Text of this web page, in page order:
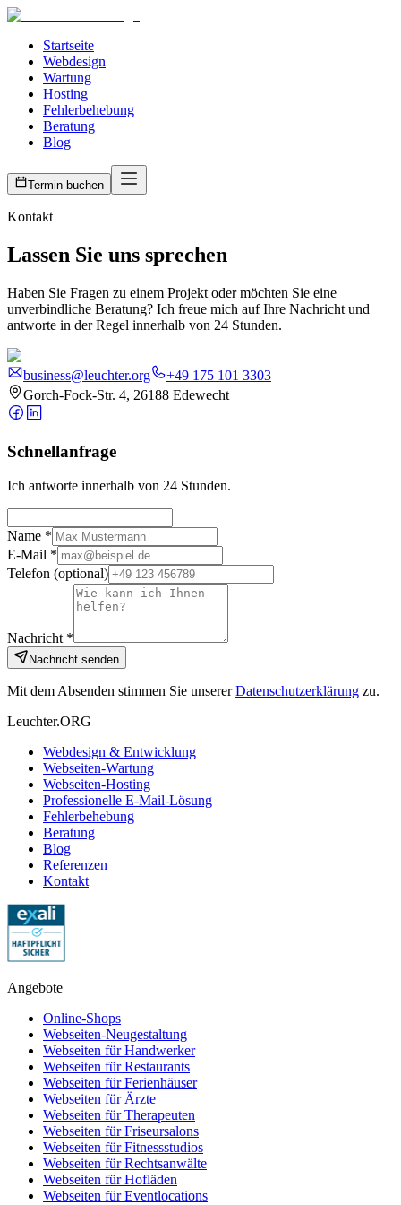
Startseite
Webdesign
Wartung
Hosting
Fehlerbehebung
Beratung
Blog
Termin buchen
Kontakt
Lassen Sie uns sprechen
Haben Sie Fragen zu einem Projekt oder möchten Sie eine
unverbindliche Beratung? Ich freue mich auf Ihre Nachricht und
antworte in der Regel innerhalb von 24 Stunden.
business@leuchter.org
+49 175 101 3303
Gorch-Fock-Str. 4, 26188 Edewecht
Schnellanfrage
Ich antworte innerhalb von 24 Stunden.
Name *
E-Mail *
Telefon (optional)
Nachricht *
Nachricht senden
Mit dem Absenden stimmen Sie unserer Datenschutzerklärung zu.
Leuchter.ORG
Webdesign & Entwicklung
Webseiten-Wartung
Webseiten-Hosting
Professionelle E-Mail-Lösung
Fehlerbehebung
Beratung
Blog
Referenzen
Kontakt
Angebote
Online-Shops
Webseiten-Neugestaltung
Webseiten für Handwerker
Webseiten für Restaurants
Webseiten für Ferienhäuser
Webseiten für Ärzte
Webseiten für Therapeuten
Webseiten für Friseursalons
Webseiten für Fitnessstudios
Webseiten für Rechtsanwälte
Webseiten für Hofläden
Webseiten für Eventlocations